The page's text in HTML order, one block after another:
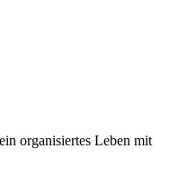
organisiertes Leben mit